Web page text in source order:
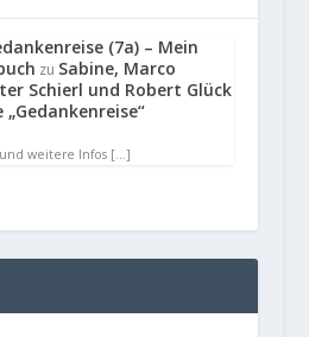
(7a) – Mein
zu Sabine, Marco
Schierl und Robert Glück
weitere Infos […]